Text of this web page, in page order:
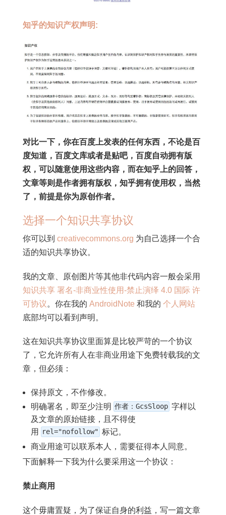
知乎的知识产权声明:
对比一下，你在百度上发表的任何东西，不论是百
度知道，百度文库或者是贴吧，百度自动拥有版
权，可以随意使用这些内容，而在知乎上的回答，
文章等则是作者拥有版权，知乎拥有使用权，当然
了，前提是你为原创作者。
选择一个知识共享协议
你可以到 creativecommons.org 为自己选择一个合
适的知识共享协议。
我的文章、原创图片等其他非代码内容一般会采用
知识共享 署名-非商业性使用-禁止演绎 4.0 国际 许
可协议 。你在我的 AndroidNote 和我的 个人网站
底部均可以看到声明。
这在知识共享协议里面算是比较严苛的一个协议
了，它允许所有人在非商业用途下免费转载我的文
章，但必须：
保持原文，不作修改。
明确署名，即至少注明 作者：GcsSloop 字样以
及文章的原始链接，且不得使
用
rel="nofollow" 标记。
商业用途可以联系本人，需要征得本人同意。
下面解释一下我为什么要采用这一个协议：
禁止商用
这个毋庸置疑，为了保证自身的利益，写一篇文章